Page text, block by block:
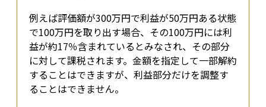
例えば評価額が300万円で利益が50万円ある状態
で100万円を取り出す場合、その100万円には利
益が約17％含まれているとみなされ、その部分
に対して課税されます。金額を指定して一部解約
することはできますが、利益部分だけを調整す
ることはできません。